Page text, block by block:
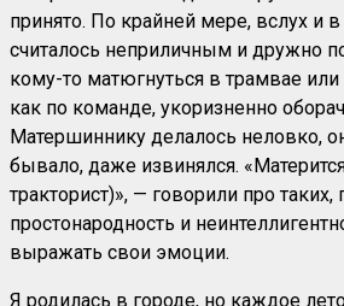
принято. По крайней мере, вслух и
считалось неприличным и дружно
кому-то матюгнуться в трамвае или
как по команде, укоризненно
Матершиннику делалось неловко,
бывало, даже извинялся.
тракторист)», — говорили про таких,
простонародность и
выражать свои эмоции.
Я родилась в городе, но каждое